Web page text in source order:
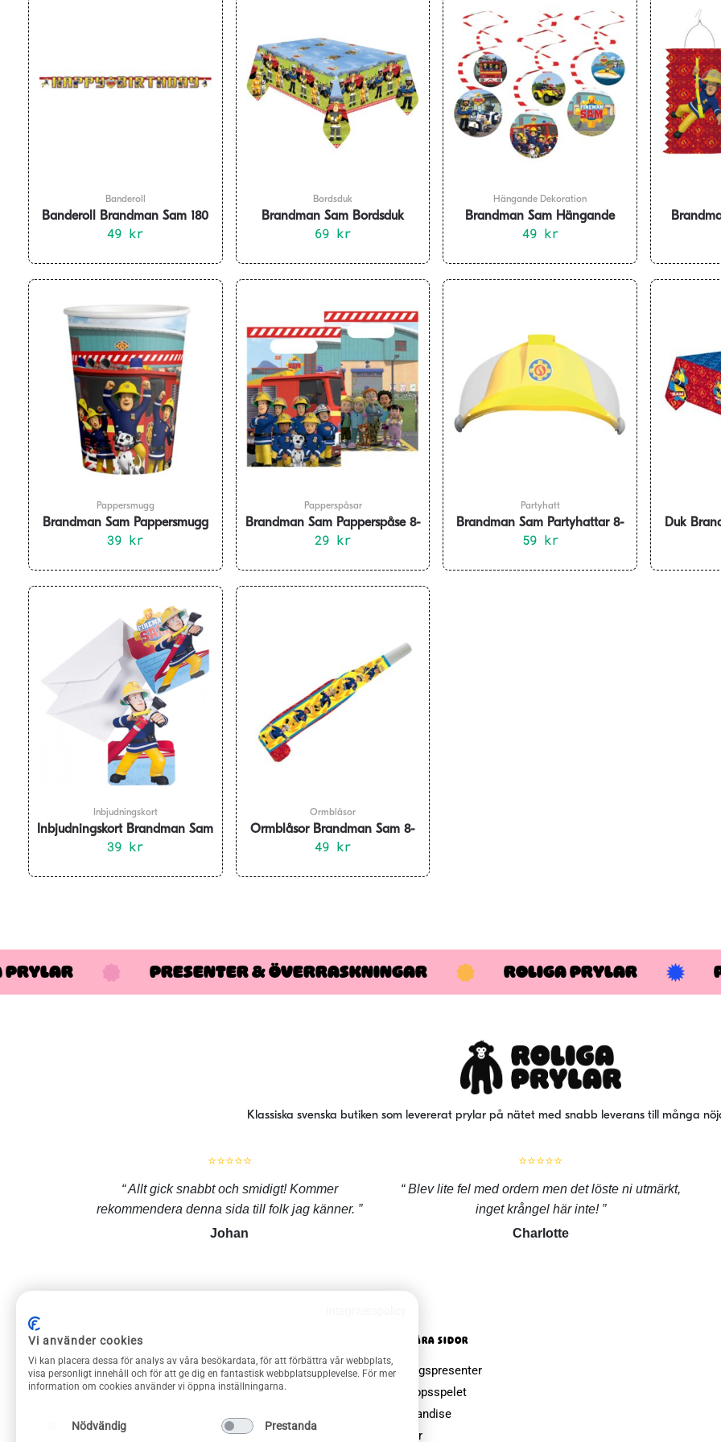
Banderoll
Banderoll Brandman Sam 180
cm
49 kr
Bordsduk
Brandman Sam Bordsduk
Papper 120x180cm
69 kr
Hängande Dekoration
Brandman Sam Hängande
Dekoration 6-pack
49 kr
Pappersmugg
Brandman Sam Pappersmugg
8-pack
39 kr
Papperspåsar
Brandman Sam Papperspåse 8-
pack
29 kr
Partyhatt
Brandman Sam Partyhattar 8-
pack
59 kr
Duk
Inbjudningskort
Inbjudningskort Brandman Sam
8-pack
39 kr
Ormblåsor
Ormblåsor Brandman Sam 8-
pack
49 kr
PRYLAR PRESENTER & ÖVERRASKNINGAR ROLIGA PRYLAR
Klassiska svenska butiken som levererat prylar på nätet med snabb leverans till många
⭐⭐⭐⭐⭐
Allt gick snabbt och smidigt! Kommer
rekommendera denna sida till folk jag känner.
Johan
⭐⭐⭐⭐⭐
Blev lite fel med ordern men det löste ni utmärkt,
inget krångel här inte!
Charlotte
ROLIGAPRYLAR KUNDSERVICE
Om Roliga prylar
Kontakta oss
POPULÄRA SIDOR
Farsdagspresenter
Julklappsspelet
Merchandise
Muggar
Vi använder cookies
Vi kan placera dessa för analys av våra besökardata, för att förbättra vår webbplats,
visa personligt innehåll och för att ge dig en fantastisk webbplatsupplevelse. För mer
information om cookies använder vi öppna inställningarna.
Nödvändig Prestanda